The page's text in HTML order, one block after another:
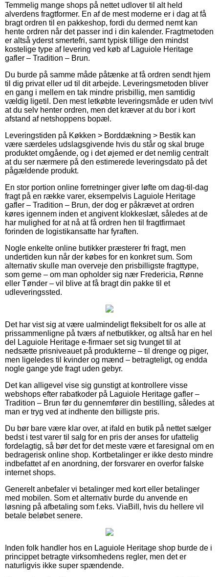
Temmelig mange shops på nettet udlover til alt held
alverdens fragtformer. En af de mest moderne er i dag at få
bragt ordren til en pakkeshop, fordi du dermed nemt kan
hente ordren når det passer ind i din kalender. Fragtmetoden
er altså yderst smertefri, samt typisk tillige den mindst
kostelige type af levering ved køb af Laguiole Heritage
gafler – Tradition – Brun.
Du burde på samme måde påtænke at få ordren sendt hjem
til dig privat eller ud til dit arbejde. Leveringsmetoden bliver
en gang i mellem en tak mindre prisbillig, men samtidig
vældig ligetil. Den mest letkøbte leveringsmåde er uden tvivl
at du selv henter ordren, men det kræver at du bor i kort
afstand af netshoppens bopæl.
Leveringstiden på Køkken > Borddækning > Bestik kan
være særdeles udslagsgivende hvis du står og skal bruge
produktet omgående, og i det øjemed er det nemlig centralt
at du ser nærmere på den estimerede leveringsdato på det
pågældende produkt.
En stor portion online forretninger giver løfte om dag-til-dag
fragt på en række varer, eksempelvis Laguiole Heritage
gafler – Tradition – Brun, der dog er påkrævet at ordren
køres igennem inden et angivent klokkeslæt, således at de
har mulighed for at nå at få ordren hen til fragtfirmaet
forinden de logistikansatte har fyraften.
Nogle enkelte online butikker præsterer fri fragt, men
undertiden kun når der købes for en konkret sum. Som
alternativ skulle man overveje den prisbilligste fragttype,
som gerne – om man opholder sig nær Fredericia, Rønne
eller Tønder – vil blive at få bragt din pakke til et
udleveringssted.
Det har vist sig at være ualmindeligt fleksibelt for os alle at
prissammenligne på tværs af netbutikker, og altså har en hel
del Laguiole Heritage e-firmaer set sig tvunget til at
nedsætte prisniveauet på produkterne – til drenge og piger,
men ligeledes til kvinder og mænd – betragteligt, og endda
nogle gange yde fragt uden gebyr.
Det kan alligevel vise sig gunstigt at kontrollere visse
webshops efter rabatkoder på Laguiole Heritage gafler –
Tradition – Brun før du gennemfører din bestilling, således at
man er tryg ved at indhente den billigste pris.
Du bør bare være klar over, at ifald en butik på nettet sælger
bedst i test varer til salg for en pris der anses for ufattelig
fordelagtig, så bør det for det meste være et faresignal om en
bedragerisk online shop. Kortbetalinger er ikke desto mindre
indbefattet af en anordning, der forsvarer en overfor falske
internet shops.
Generelt anbefaler vi betalinger med kort eller betalinger
med mobilen. Som et alternativ burde du anvende en
løsning på afbetaling som f.eks. ViaBill, hvis du hellere vil
betale beløbet senere.
Inden folk handler hos en Laguiole Heritage shop burde de i
princippet betragte virksomhedens regler, men det er
naturligvis ikke super spændende.